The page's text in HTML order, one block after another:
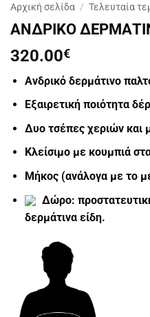
Αρχική σελίδα / Τελευταία
ΑΝΔΡΙΚΟ
320.00€
Ανδρικό δερμάτινο
Εξαιρετική ποιότητα
Δυο τσέπες χεριών και
Κλείσιμο με κουμπιά
Μήκος (ανάλογα με το
Δώρο:
δερμάτινα είδη.